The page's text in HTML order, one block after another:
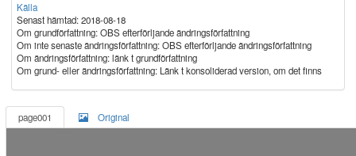
Källa
Senast hämtad: 2018-08-18
Om grundförfattning: OBS efterförljande ändringsförfattning
Om inte senaste ändringsförfattning: OBS efterförljande ändringsförfattning
Om ändringsförfattning: länk t grundförfattning
Om grund- eller ändringsförfattning: Länk t konsoliderad version, om det finns
page001 Original